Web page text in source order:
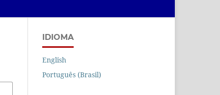
IDIOMA
English
Português (Brasil)